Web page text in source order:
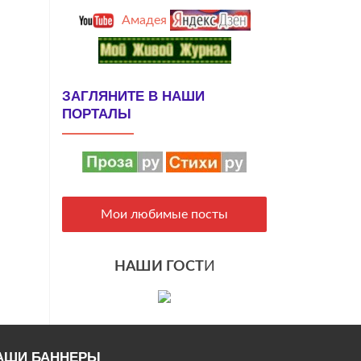
Амадея
ЗАГЛЯНИТЕ В НАШИ
ПОРТАЛЫ
Мои любимые посты
НАШИ ГОСТИ
БАННЕРЫ